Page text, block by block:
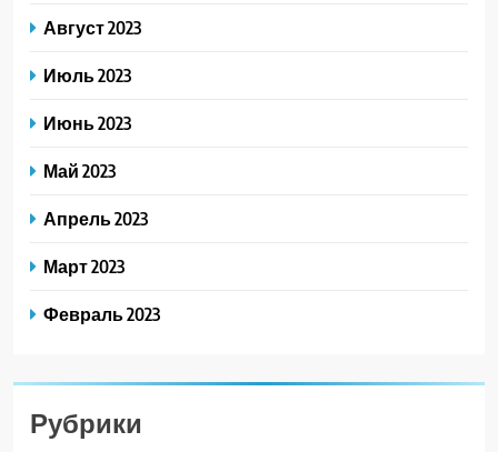
Август 2023
Июль 2023
Июнь 2023
Май 2023
Апрель 2023
Март 2023
Февраль 2023
Рубрики